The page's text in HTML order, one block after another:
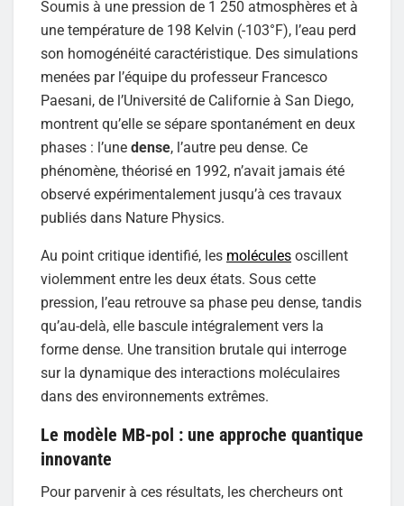
Soumis à une pression de 1 250 atmosphères et à
une température de 198 Kelvin (-103°F), l’eau perd
son homogénéité caractéristique. Des simulations
menées par l’équipe du professeur Francesco
Paesani, de l’Université de Californie à San Diego,
montrent qu’elle se sépare spontanément en deux
phases : l’une dense, l’autre peu dense. Ce
phénomène, théorisé en 1992, n’avait jamais été
observé expérimentalement jusqu’à ces travaux
publiés dans Nature Physics.
Au point critique identifié, les molécules oscillent
violemment entre les deux états. Sous cette
pression, l’eau retrouve sa phase peu dense, tandis
qu’au-delà, elle bascule intégralement vers la
forme dense. Une transition brutale qui interroge
sur la dynamique des interactions moléculaires
dans des environnements extrêmes.
Le modèle MB-pol : une approche quantique
innovante
Pour parvenir à ces résultats, les chercheurs ont